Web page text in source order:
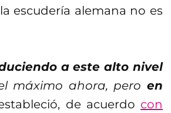
escudería alemana no es
a este alto nivel
máximo ahora, peroen
de acuerdo con